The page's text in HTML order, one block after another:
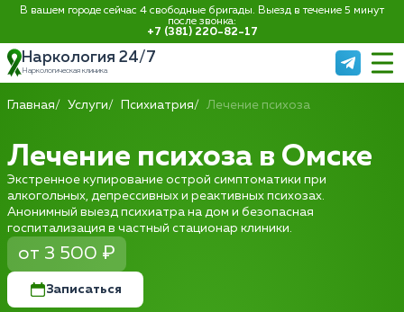
В вашем городе сейчас 4 свободные бригады. Выезд в течение 5 минут
после звонка:
+7 (381) 220-82-17
Наркология 24/7
Наркологическая клиника
Главная Услуги Психиатрия Лечение психоза
Лечение психоза в Омске
Экстренное купирование острой симптоматики при
алкогольных, депрессивных и реактивных психозах.
Анонимный выезд психиатра на дом и безопасная
госпитализация в частный стационар клиники.
от 3 500 ₽
Записаться